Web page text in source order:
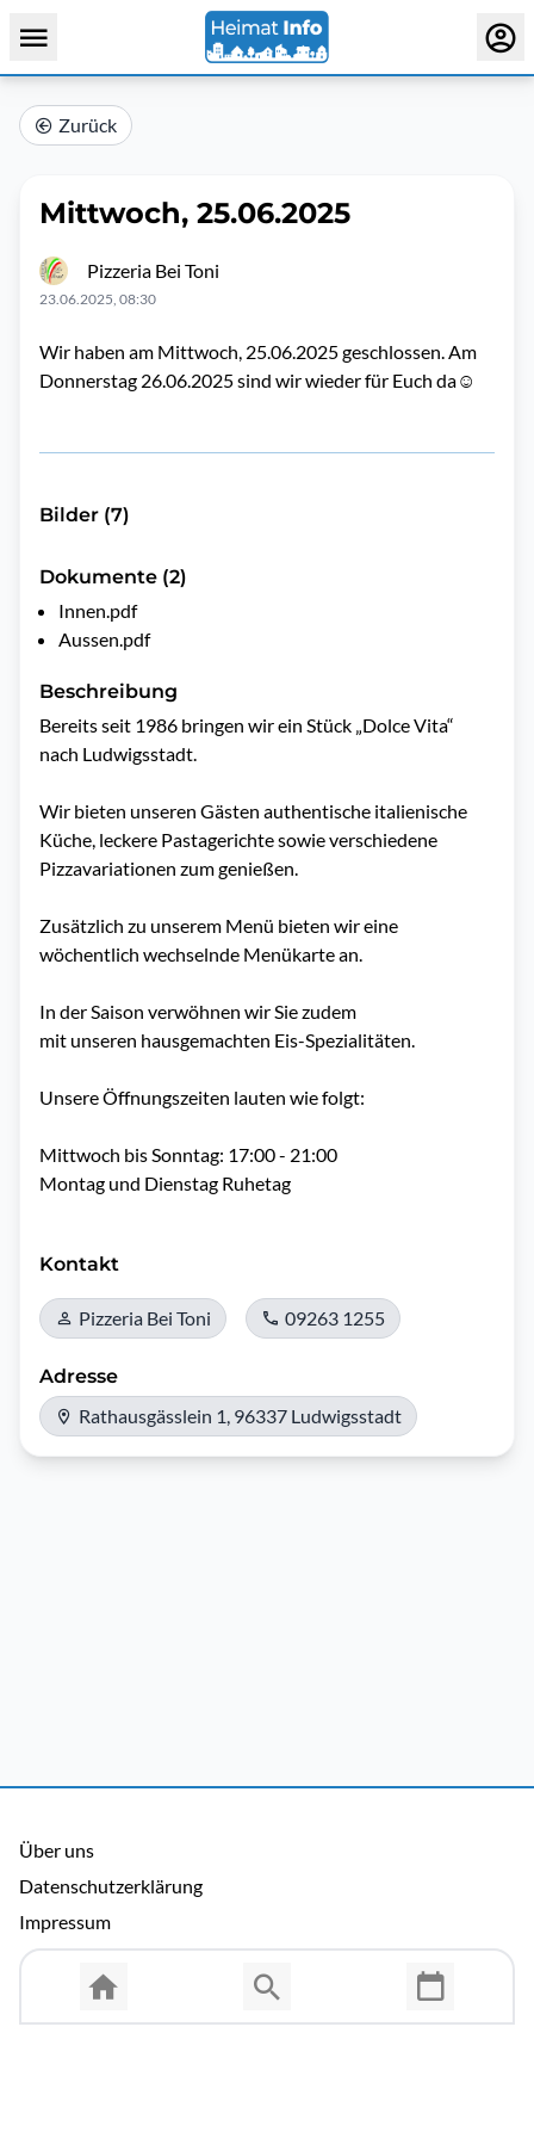
Zurück
Mittwoch, 25.06.2025
Pizzeria Bei Toni
23.06.2025, 08:30
Wir haben am Mittwoch, 25.06.2025 geschlossen. Am
Donnerstag 26.06.2025 sind wir wieder für Euch da☺️
Bilder (7)
Dokumente (2)
Innen.pdf
Aussen.pdf
Beschreibung
Bereits seit 1986 bringen wir ein Stück „Dolce Vita“
nach Ludwigsstadt.
Wir bieten unseren Gästen authentische italienische
Küche, leckere Pastagerichte sowie verschiedene
Pizzavariationen zum genießen.
Zusätzlich zu unserem Menü bieten wir eine
wöchentlich wechselnde Menükarte an.
In der Saison verwöhnen wir Sie zudem
mit unseren hausgemachten Eis-Spezialitäten.
Unsere Öffnungszeiten lauten wie folgt:
Mittwoch bis Sonntag: 17:00 - 21:00
Montag und Dienstag Ruhetag
Kontakt
Pizzeria Bei Toni 09263 1255
Adresse
Rathausgässlein 1, 96337 Ludwigsstadt
Über uns
Datenschutzerklärung
Impressum
Allgemeine Nutzungsbedingungen